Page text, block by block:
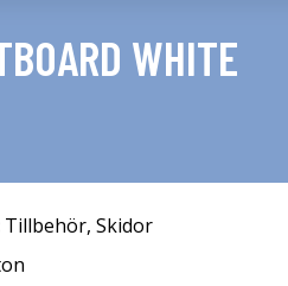
WHITE
Tillbehör, Skidor